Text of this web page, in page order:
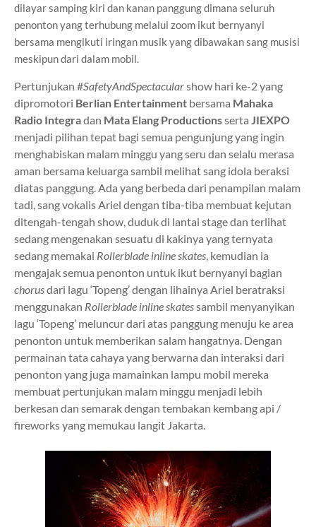
dilayar samping kiri dan kanan panggung dimana seluruh
penonton yang terhubung melalui zoom ikut bernyanyi
bersama mengikuti iringan musik yang dibawakan sang musisi
meskipun dari dalam mobil.
Pertunjukan #SafetyAndSpectacularshow hari ke-2 yang
dipromotori Berlian Entertainment bersama Mahaka
Radio Integradan Mata Elang Productionsserta JIEXPO
menjadi pilihan tepat bagi semua pengunjung yang ingin
menghabiskan malam minggu yang seru dan selalu merasa
aman bersama keluarga sambil melihat sang idola beraksi
diatas panggung. Ada yang berbeda dari penampilan malam
tadi, sang vokalis Ariel dengan tiba-tiba membuat kejutan
ditengah-tengah show, duduk di lantai stage dan terlihat
sedang mengenakan sesuatu di kakinya yang ternyata
sedang memakai Rollerblade inline skates, kemudian ia
mengajak semua penonton untuk ikut bernyanyi bagian
chorusdari lagu ‘Topeng’ dengan lihainya Ariel beratraksi
menggunakan Rollerblade inline skatessambil menyanyikan
lagu ‘Topeng’ meluncur dari atas panggung menuju ke area
penonton untuk memberikan salam hangatnya. Dengan
permainan tata cahaya yang berwarna dan interaksi dari
penonton yang juga mamainkan lampu mobil mereka
membuat pertunjukan malam minggu menjadi lebih
berkesan dan semarak dengan tembakan kembang api /
fireworks yang memukau langit Jakarta.